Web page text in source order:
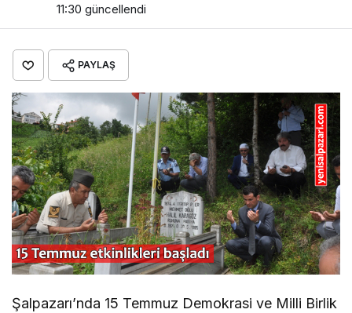
11:30 güncellendi
PAYLAŞ
Şalpazarı’nda 15 Temmuz Demokrasi ve Milli Birlik